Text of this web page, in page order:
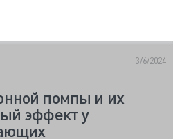
3/6/2024
помпы и их
эффект у